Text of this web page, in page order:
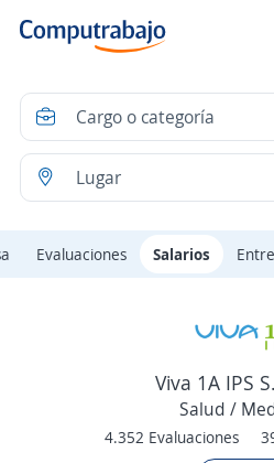
Evaluaciones Salarios
Viva 1A IPS
Salud /
4.352 Evaluaciones